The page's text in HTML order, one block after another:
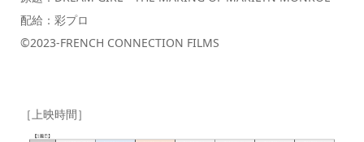
配給：彩プロ
©2023-FRENCH CONNECTION FILMS
［上映時間］